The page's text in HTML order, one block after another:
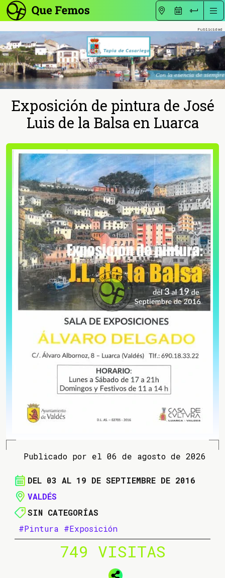
Exposición de pintura de José
Luis de la Balsa en Luarca
Publicado por el 06 de agosto de 2026
DEL 03 AL 19 DE SEPTIEMBRE DE 2016
VALDÉS
SIN CATEGORÍAS
#Pintura #Exposición
749 VISITAS